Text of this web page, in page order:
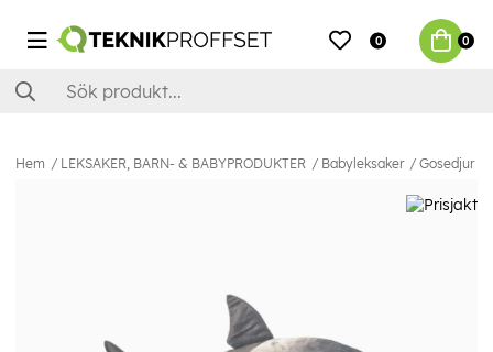
0 0
Hem LEKSAKER, BARN- & BABYPRODUKTER Babyleksaker Gosedjur